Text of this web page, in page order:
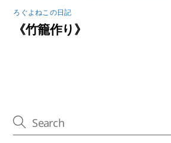
ろぐよねこの日記
《竹籠作り》